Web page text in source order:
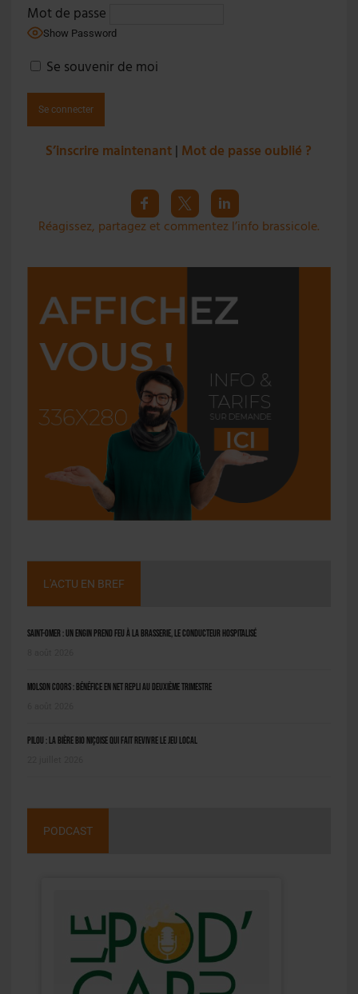
Mot de passe
Show Password
Se souvenir de moi
S’inscrire maintenant | Mot de passe oublié ?
Réagissez, partagez et commentez l’info brassicole.
L'ACTU EN BREF
Saint-Omer : un engin prend feu à la brasserie, le conducteur hospitalisé
Molson Coors : bénéfice en net repli au deuxième trimestre
Pilou : la bière bio niçoise qui fait revivre le jeu local
PODCAST